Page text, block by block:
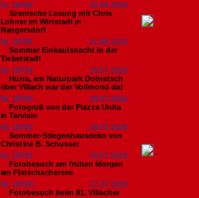
Nr. 18796
02.08.2026
Szenische Lesung mit Chris
Lohner im Wirtstadl in
Rangersdorf
Nr. 18795
01.08.2026
Sommer Einkaufsnacht in der
Tiebelstadt
Nr. 18794
29.07.2026
Hurra, am Naturpark Dobratsch
über Villach war der Vollmond da!
Nr. 18793
29.07.2026
Fotogruß von der Piazza Unita
in Tarvisio
Nr. 18792
29.07.2026
Sommer-Stiegenhausdeko von
Christine B. Schusser
Nr. 18791
29.07.2026
Fotobesuch am frühen Morgen
am Flatschachersee
Nr. 18790
27.07.2026
Fotobesuch beim 81. Villacher